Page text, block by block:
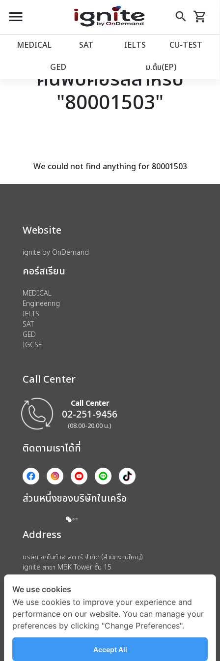
close
account_balance หน้าแรก
เว็บไซต์อิกไนท์
โปรโมชั่น
assignment ลงทะเบียน
menu search
Skip
to
shopping_cart
รถเข็น
MEDICAL SAT IELTS CU‑TEST
GED ม.ต้น(EP)
ค้นพบคอร์สสำหรับ
"80001503"
We could not find anything for 80001503
Website
ignite by OnDemand
คอร์สเรียน
MEDICAL
Engineering
IELTS
SAT
GED
IGCSE
Call Center
Call Center
02-251-9456
(08.00-20.00 น.)
ติดตามเราได้ที่
ส่วนหนึ่งของบริษัทในเครือ
Address
บริษัท อิกไนท์ เอ สตาร์ จำกัด (สำนักงานใหญ่)
ignite สาขา MBK Tower ชั้น 15
ถนนพญาไท แขวงวังใหม่ เขตปทุมวัน กรุงเทพมหานคร 10330
We use cookies
We use cookies to improve your experience and
performance on our website. You can manage your
preferences by clicking "Change Preferences".
Accept All